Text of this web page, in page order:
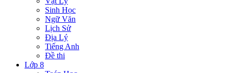
Sinh Học
Ngữ Văn
Lịch Sử
Địa Lý
Tiếng Anh
Đề thi
Lớp 8